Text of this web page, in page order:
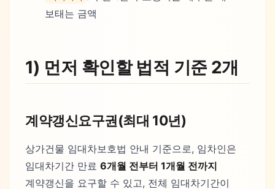
보태는 금액
1) 먼저 확인할 법적 기준 2개
계약갱신요구권(최대 10년)
상가건물 임대차보호법 안내 기준으로, 임차인은
임대차기간 만료 6개월 전부터 1개월 전까지
계약갱신을 요구할 수 있고, 전체 임대차기간이